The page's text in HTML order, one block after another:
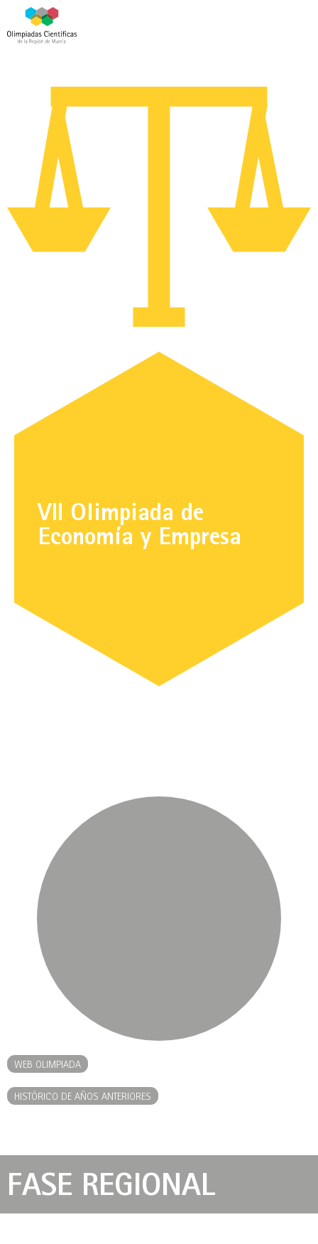
VII Olimpiada de
Economía y Empresa
WEB OLIMPIADA
HISTÓRICO DE AÑOS ANTERIORES
FASE REGIONAL